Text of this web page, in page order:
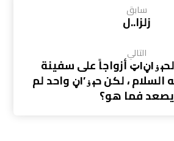
سابق
زلزا..ل
التالي
صعدت كل lلحېۏlڼlټ أزواجاً على سفينة
سيدنا نوح عليه السلام ، لكن حېۏ’lڼ واحد لم
يصعد فما هو؟